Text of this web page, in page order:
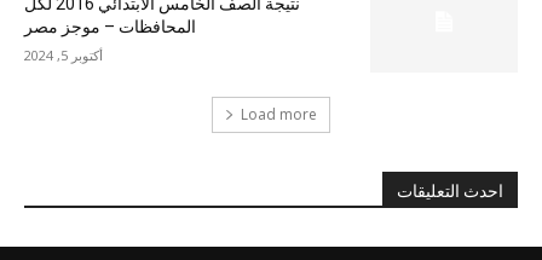
المحافظات – موجز مصر
أكتوبر 5, 2024
Load more
احدث التعليقات